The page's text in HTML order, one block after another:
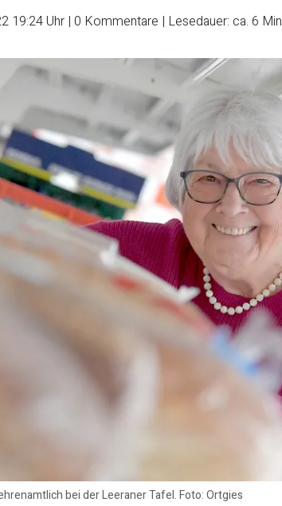
19:24 Uhr | 0 Kommentare | Lesedauer: ca. 6
bei der Leeraner Tafel. Foto: Ortgies